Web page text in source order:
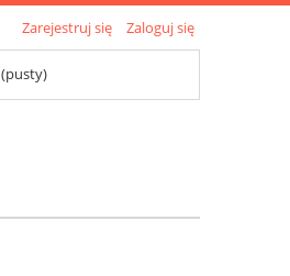
Zarejestruj się Zaloguj się
(pusty)